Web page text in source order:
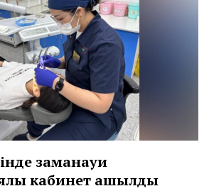
заманауи
кабинет ашылды